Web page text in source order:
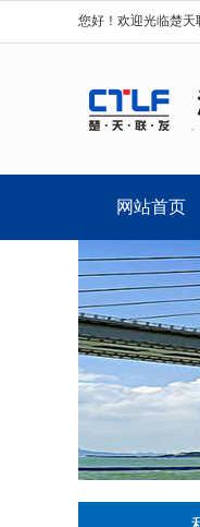
您好！欢迎光临楚
网站首页